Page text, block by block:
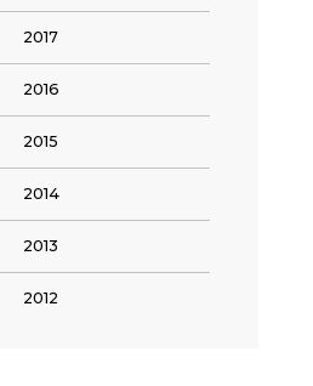
2017
2016
2015
2014
2013
2012